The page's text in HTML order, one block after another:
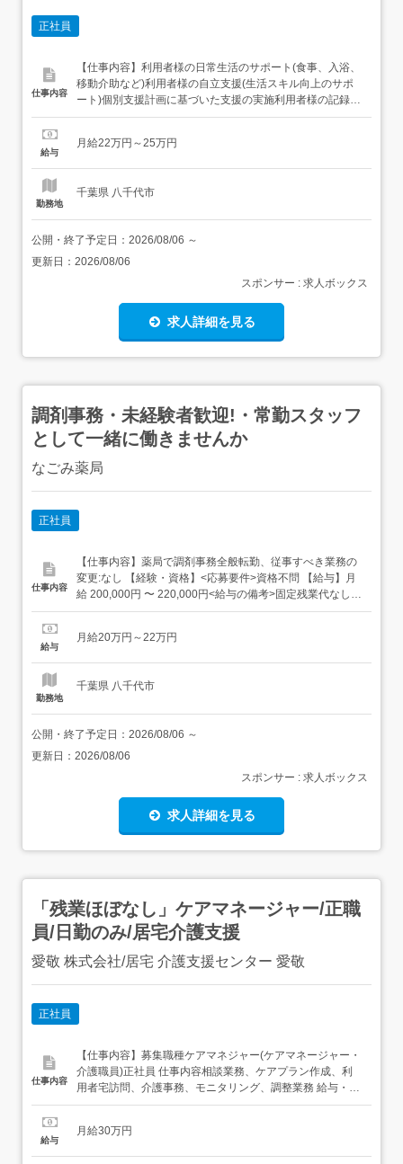
正社員
仕事内容
【仕事内容】利用者様の日常生活のサポート(食事、入浴、
移動介助など)利用者様の自立支援(生活スキル向上のサポ
ート)個別支援計画に基づいた支援の実施利用者様の記録・
報告書の作成通院・買い物同行、服薬管理などレクリエー
の変更:なし就業場所の変更:なし 【経験・資格】<応募要件
給与
月給22万円～25万円
勤務地
千葉県 八千代市
公開・終了予定日： 2026/08/06 ～
更新日： 2026/08/06
スポンサー : 求人ボックス
求人詳細を見る
調剤事務・未経験者歓迎!・常勤スタッフ
として一緒に働きませんか
なごみ薬局
正社員
仕事内容
【仕事内容】薬局で調剤事務全般転勤、従事すべき業務の
変更:なし 【経験・資格】<応募要件>資格不問 【給与】月
給 200,000円 〜 220,000円<給与の備考>固定残業代なし裁
量労働制なし試用期間あり(3ヶ月、試用期間中の条件変更
6-2-16 【市区町村】佐倉市 【都道府県】千葉県 【最寄り
給与
月給20万円～22万円
勤務地
千葉県 八千代市
公開・終了予定日： 2026/08/06 ～
更新日： 2026/08/06
スポンサー : 求人ボックス
求人詳細を見る
「残業ほぼなし」ケアマネージャー/正職
員/日勤のみ/居宅介護支援
愛敬 株式会社/居宅 介護支援センター 愛敬
正社員
仕事内容
【仕事内容】募集職種ケアマネジャー(ケアマネージャー・
介護職員)正社員 仕事内容相談業務、ケアプラン作成、利
用者宅訪問、介護事務、モニタリング、調整業務 給与・手
当<給与>月給300,000円<基本給>300,000円<手当>交通費
任ケアマネージャー、有資格者の場合:30,000円<賞与>賞
給与
月給30万円